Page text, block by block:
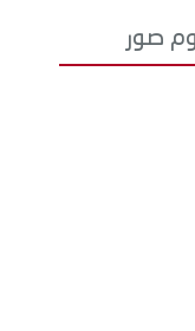
صور